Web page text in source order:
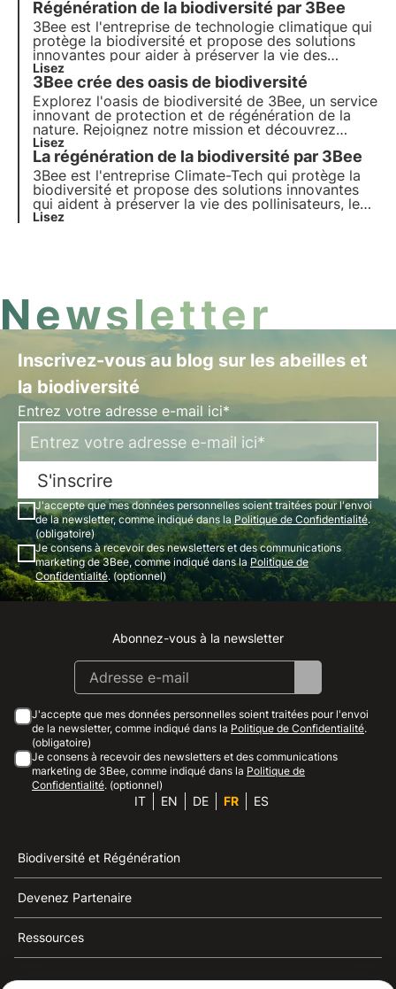
rencontrent pour créer un avenir plus vert pour les
entreprises et la planète.
Régénération de la biodiversité par 3Bee
3Bee est l'entreprise de technologie climatique qui
protège la biodiversité et propose des solutions
innovantes pour aider à préserver la vie des
pollinisateurs, gardiens de la santé de nos
écosystèmes. Découvrez comment 3Bee travaille à
la régénération de la biodiversité.
Lisez
3Bee crée des oasis de biodiversité
Explorez l'oasis de biodiversité de 3Bee, un service
innovant de protection et de régénération de la
nature. Rejoignez notre mission et découvrez
comment la technologie et le développement
durable se rencontrent pour créer un avenir plus
vert pour les entreprises et la planète.
Lisez
La régénération de la biodiversité par 3Bee
3Bee est l'entreprise Climate-Tech qui protège la
biodiversité et propose des solutions innovantes
qui aident à préserver la vie des pollinisateurs, les
gardiens de la santé de nos écosystèmes.
Lisez
Newsletter
Inscrivez-vous au blog sur les abeilles et
la biodiversité
Entrez votre adresse e-mail ici*
S'inscrire
J'accepte que mes données personnelles soient traitées pour l'envoi
de la newsletter, comme indiqué dans la Politique de Confidentialité.
(obligatoire)
Je consens à recevoir des newsletters et des communications
marketing de 3Bee, comme indiqué dans la Politique de
Confidentialité. (optionnel)
Instagram
Facebook
Linkedin
Youtube
Abonnez-vous à la newsletter
J'accepte que mes données personnelles soient traitées pour l'envoi
de la newsletter, comme indiqué dans la Politique de Confidentialité.
(obligatoire)
Je consens à recevoir des newsletters et des communications
marketing de 3Bee, comme indiqué dans la Politique de
Confidentialité. (optionnel)
IT EN DE FR ES
Biodiversité et Régénération
Devenez Partenaire
Ressources